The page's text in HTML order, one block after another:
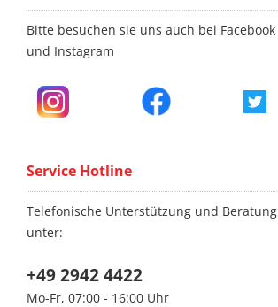
Bitte besuchen sie uns auch bei Facebook
und Instagram
Service Hotline
Telefonische Unterstützung und Beratung
unter:
+49 2942 4422
Mo-Fr, 07:00 - 16:00 Uhr